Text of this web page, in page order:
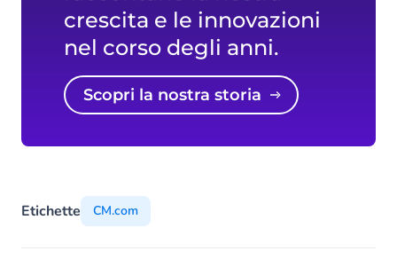
crescita e le innovazioni
nel corso degli anni.
Scopri la nostra storia
Etichette CM.com